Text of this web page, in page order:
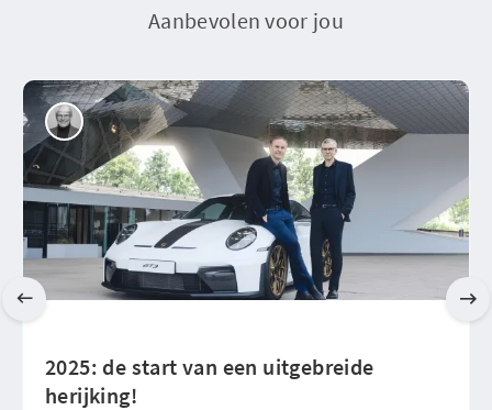
Aanbevolen voor jou
2025: de start van een uitgebreide
herijking!